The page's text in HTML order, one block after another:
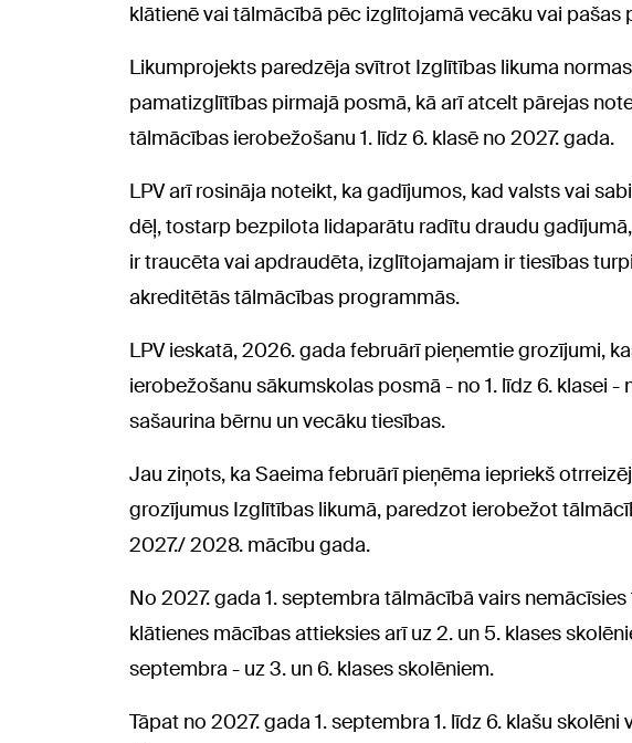
klātienē vai tālmācībā pēc izglītojamā vecāku vai pašas
Likumprojekts paredzēja svītrot Izglītības likuma
pamatizglītības pirmajā posmā, kā arī atcelt pārejas
tālmācības ierobežošanu 1. līdz 6. klasē no 2027. gada.
LPV arī rosināja noteikt, ka gadījumos, kad valsts vai
dēļ, tostarp bezpilota lidaparātu radītu draudu
ir traucēta vai apdraudēta, izglītojamajam ir tiesības
akreditētās tālmācības programmās.
LPV ieskatā, 2026. gada februārī pieņemtie grozījumi,
ierobežošanu sākumskolas posmā - no 1. līdz 6. klasei -
sašaurina bērnu un vecāku tiesības.
Jau ziņots, ka Saeima februārī pieņēma iepriekš
grozījumus Izglītības likumā, paredzot ierobežot
2027./ 2028. mācību gada.
No 2027. gada 1. septembra tālmācībā vairs nemācīsies
klātienes mācības attieksies arī uz 2. un 5. klases
septembra - uz 3. un 6. klases skolēniem.
Tāpat no 2027. gada 1. septembra 1. līdz 6. klašu